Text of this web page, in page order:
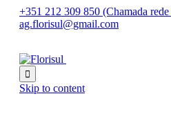
+351 212 309 850 (Chamada
ag.florisul@gmail.com

Skip to content